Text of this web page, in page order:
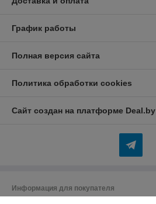
График работы
Полная версия сайта
Политика обработки cookies
Сайт создан на платформе Deal.by
Информация для покупателя